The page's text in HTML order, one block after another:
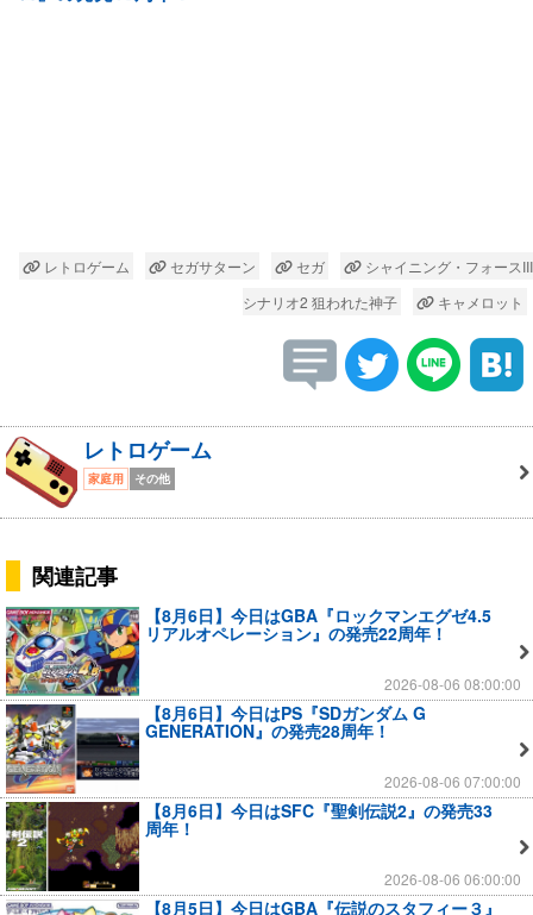
レトロゲーム セガサターン セガ
シャイニング・フォースIII
シナリオ2 狙われた神子
キャメロット
レトロゲーム
家庭用 その他
関連記事
【8月6日】今日はGBA『ロックマンエグゼ4.5
リアルオペレーション』の発売22周年！
2026-08-06 08:00:00
【8月6日】今日はPS『SDガンダム G
GENERATION』の発売28周年！
2026-08-06 07:00:00
【8月6日】今日はSFC『聖剣伝説2』の発売33
周年！
2026-08-06 06:00:00
【8月5日】今日はGBA『伝説のスタフィー３』